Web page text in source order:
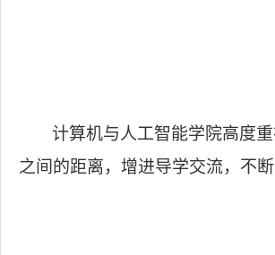
计算机与人工智能学院高度
之间的距离， 增进导学交流，不